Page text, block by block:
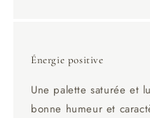
Énergie positive
Une palette saturée et
bonne humeur et